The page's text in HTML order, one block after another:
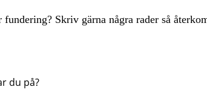
Skriv gärna några rader så